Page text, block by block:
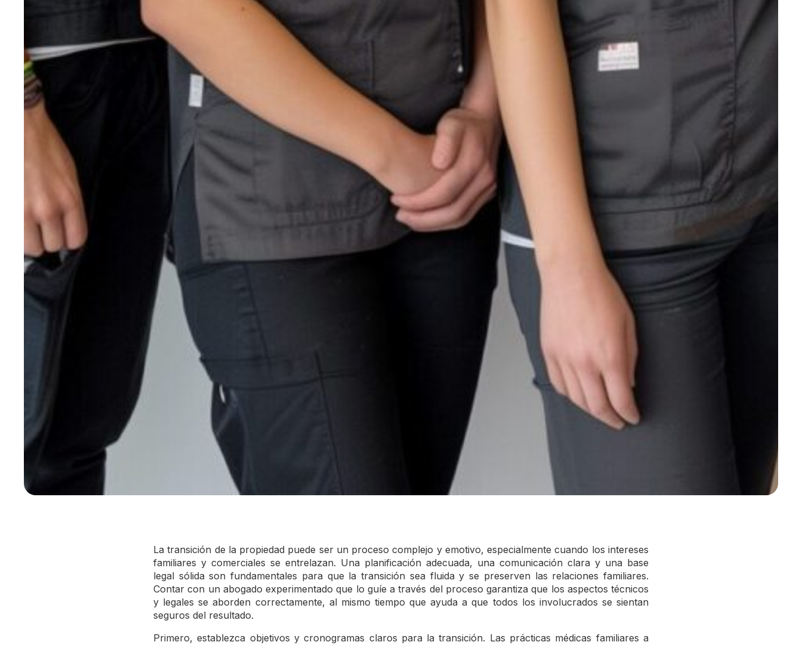
La transición de la propiedad puede ser un proceso complejo y emotivo, especialmente cuando los intereses
familiares y comerciales se entrelazan. Una planificación adecuada, una comunicación clara y una base
legal sólida son fundamentales para que la transición sea fluida y se preserven las relaciones familiares.
Contar con un abogado experimentado que lo guíe a través del proceso garantiza que los aspectos técnicos
y legales se aborden correctamente, al mismo tiempo que ayuda a que todos los involucrados se sientan
seguros del resultado.
Primero, establezca objetivos y cronogramas claros para la transición. Las prácticas médicas familiares a